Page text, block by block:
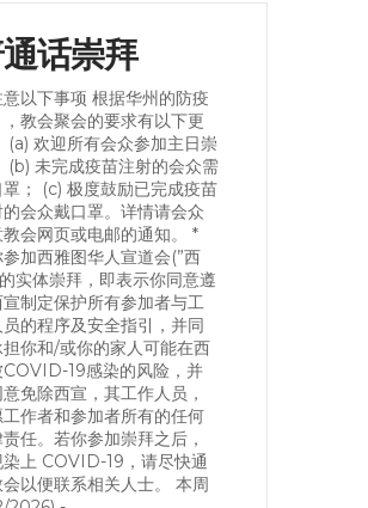
话崇拜
以下事项 根据华州的防疫
教会聚会的要求有以下更
(a) 欢迎所有会众参加主日崇
(b) 未完成疫苗注射的会众需
； (c) 极度鼓励已完成疫苗
会众戴口罩。详情请会众
教会网页或电邮的通知。 *
参加西雅图华人宣道会(”西
实体崇拜，即表示你同意遵
制定保护所有参加者与工
的程序及安全指引，并同
你和/或你的家人可能在西
COVID-19感染的风险，并
意免除西宣，其工作人员，
工作者和参加者所有的任何
任。若你参加崇拜之后，
染上 COVID-19，请尽快通
以便联系相关人士。 本周